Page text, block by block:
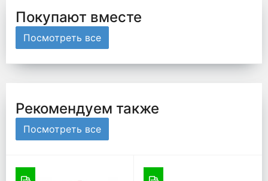
Покупают вместе
Посмотреть все
Рекомендуем также
Посмотреть все